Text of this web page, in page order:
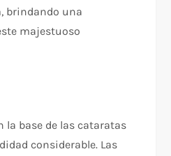
brindando una
majestuoso
la base de las cataratas
considerable. Las